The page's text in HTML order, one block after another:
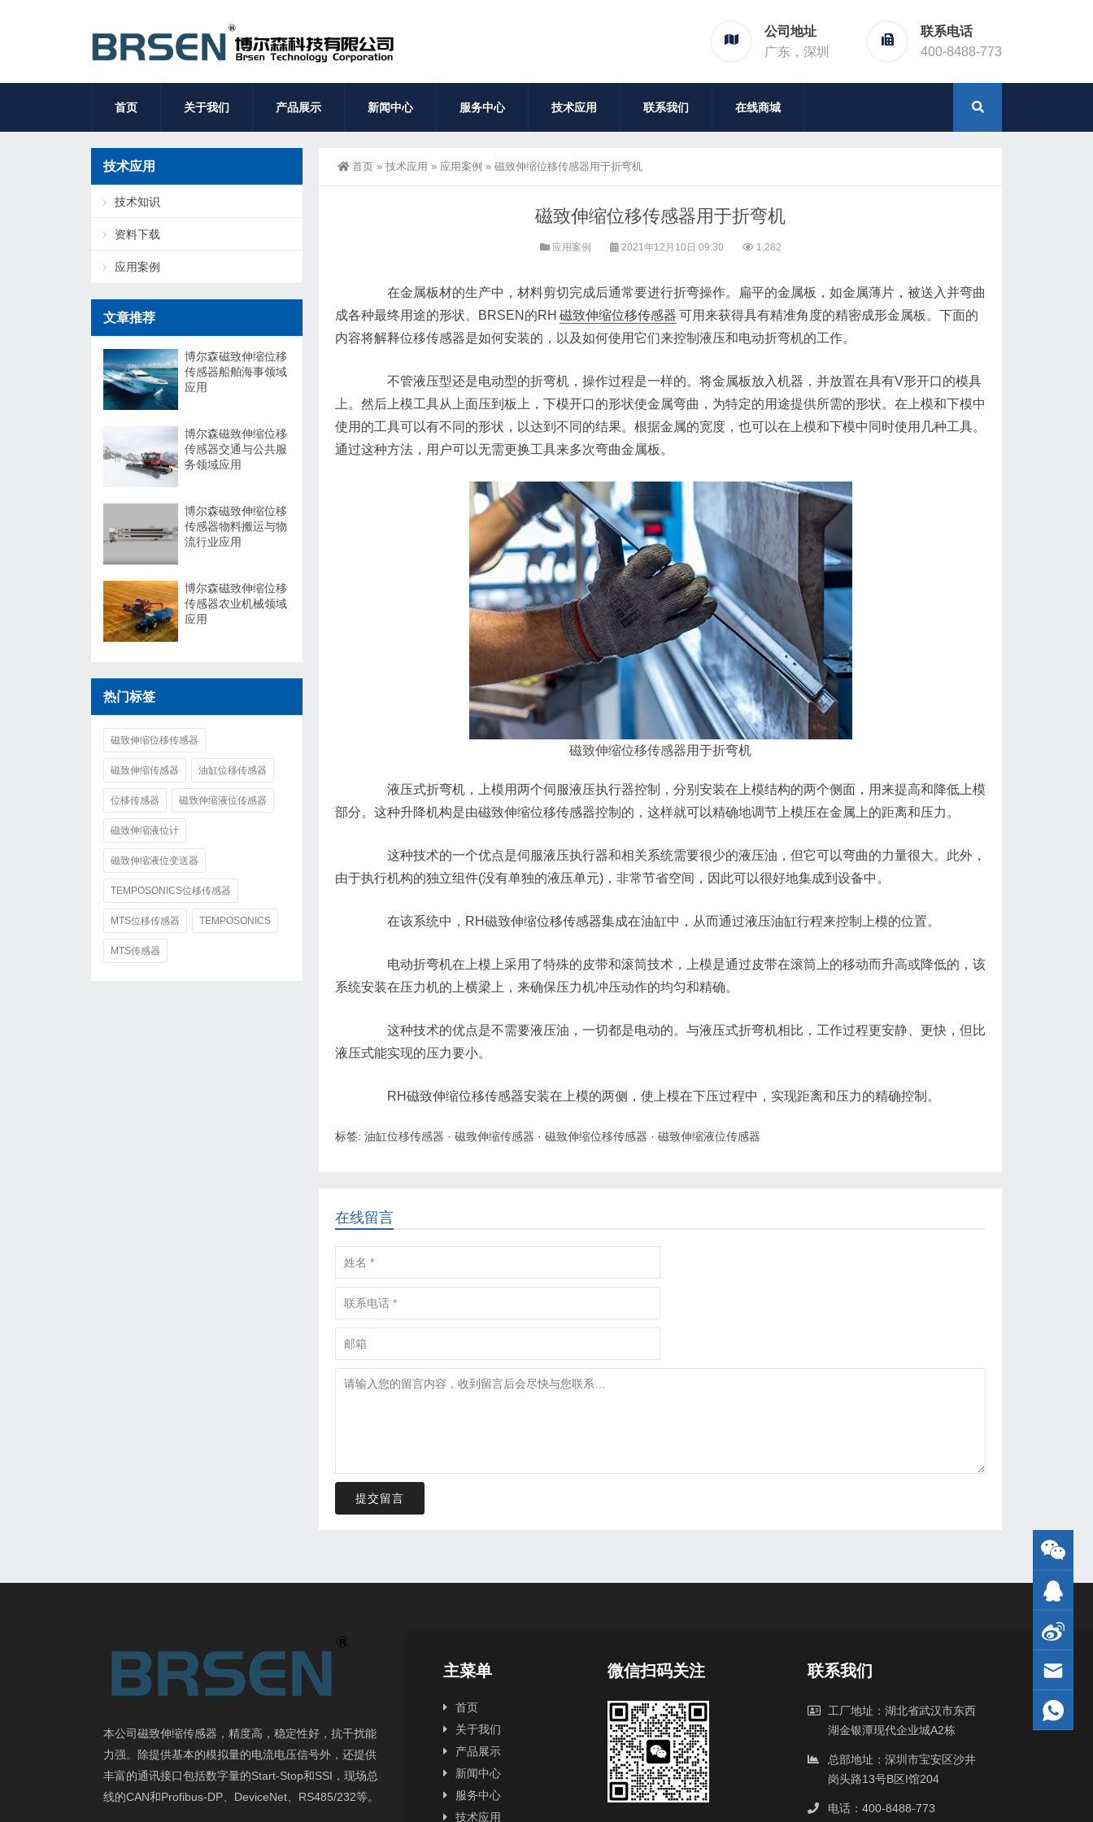
公司地址
广东，深圳
联系电话
400-8488-773
首页 关于我们 产品展示 新闻中心 服务中心 技术应用 联系我们 在线商城
首页 » 技术应用 » 应用案例 » 磁致伸缩位移传感器用于折弯机
磁致伸缩位移传感器用于折弯机
应用案例 2021年12月10日 09:30 1,282
在金属板材的生产中，材料剪切完成后通常要进行折弯操作。扁平的金属板，如金属薄片，被送入并弯曲
成各种最终用途的形状。BRSEN的RH 磁致伸缩位移传感器 可用来获得具有精准角度的精密成形金属板。下面的
内容将解释位移传感器是如何安装的，以及如何使用它们来控制液压和电动折弯机的工作。
不管液压型还是电动型的折弯机，操作过程是一样的。将金属板放入机器，并放置在具有V形开口的模具
上。然后上模工具从上面压到板上，下模开口的形状使金属弯曲，为特定的用途提供所需的形状。在上模和下模中
使用的工具可以有不同的形状，以达到不同的结果。根据金属的宽度，也可以在上模和下模中同时使用几种工具。
通过这种方法，用户可以无需更换工具来多次弯曲金属板。
磁致伸缩位移传感器用于折弯机
液压式折弯机，上模用两个伺服液压执行器控制，分别安装在上模结构的两个侧面，用来提高和降低上模
部分。这种升降机构是由磁致伸缩位移传感器控制的，这样就可以精确地调节上模压在金属上的距离和压力。
这种技术的一个优点是伺服液压执行器和相关系统需要很少的液压油，但它可以弯曲的力量很大。此外，
由于执行机构的独立组件(没有单独的液压单元)，非常节省空间，因此可以很好地集成到设备中。
在该系统中，RH磁致伸缩位移传感器集成在油缸中，从而通过液压油缸行程来控制上模的位置。
电动折弯机在上模上采用了特殊的皮带和滚筒技术，上模是通过皮带在滚筒上的移动而升高或降低的，该
系统安装在压力机的上横梁上，来确保压力机冲压动作的均匀和精确。
这种技术的优点是不需要液压油，一切都是电动的。与液压式折弯机相比，工作过程更安静、更快，但比
液压式能实现的压力要小。
RH磁致伸缩位移传感器安装在上模的两侧，使上模在下压过程中，实现距离和压力的精确控制。
标签: 油缸位移传感器 · 磁致伸缩传感器 · 磁致伸缩位移传感器 · 磁致伸缩液位传感器
在线留言
提交留言
技术应用
技术知识
资料下载
应用案例
文章推荐
博尔森磁致伸缩位移
传感器船舶海事领域
应用
博尔森磁致伸缩位移
传感器交通与公共服
务领域应用
博尔森磁致伸缩位移
传感器物料搬运与物
流行业应用
博尔森磁致伸缩位移
传感器农业机械领域
应用
热门标签
磁致伸缩位移传感器
磁致伸缩传感器 油缸位移传感器
位移传感器 磁致伸缩液位传感器
磁致伸缩液位计
磁致伸缩液位变送器
TEMPOSONICS位移传感器
MTS位移传感器 TEMPOSONICS
MTS传感器
本公司磁致伸缩传感器，精度高，稳定性好，抗干扰能
力强。除提供基本的模拟量的电流电压信号外，还提供
丰富的通讯接口包括数字量的Start-Stop和SSI，现场总
线的CAN和Profibus-DP、DeviceNet、RS485/232等。
主菜单
首页
关于我们
产品展示
新闻中心
服务中心
技术应用
微信扫码关注 联系我们
工厂地址：湖北省武汉市东西
湖金银潭现代企业城A2栋
总部地址：深圳市宝安区沙井
岗头路13号B区I馆204
电话：400-8488-773